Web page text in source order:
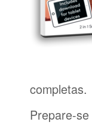
completas.
Prepare-